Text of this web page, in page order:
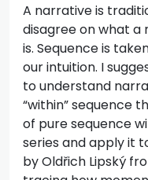
A narrative is
disagree on what a
is. Sequence is
our intuition. I
to understand
“within” sequence
of pure sequence
series and apply it
by Oldřich Lipský